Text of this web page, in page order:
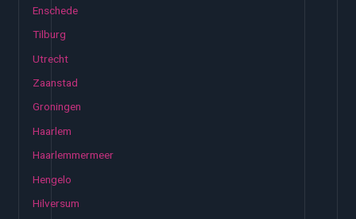
Enschede
Tilburg
Utrecht
Zaanstad
Groningen
Haarlem
Haarlemmermeer
Hengelo
Hilversum